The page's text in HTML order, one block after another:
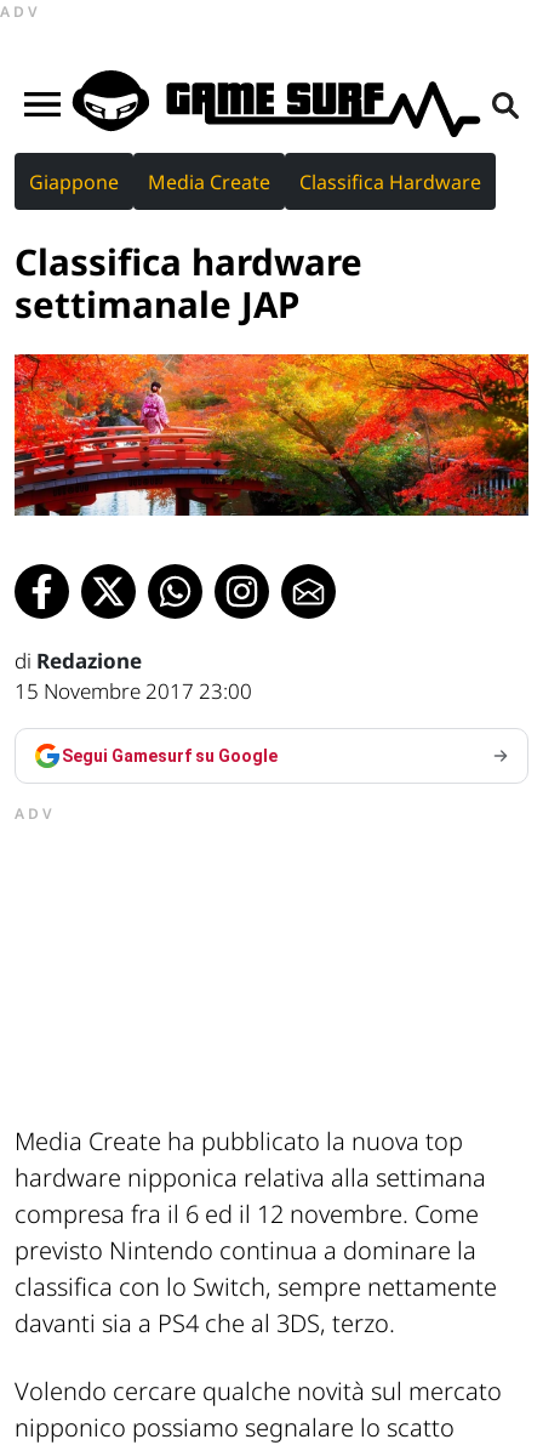
ADV
Giappone Media Create Classifica Hardware
Classifica hardware
settimanale JAP
di Redazione
15 Novembre 2017 23:00
Segui Gamesurf su Google
ADV
Media Create ha pubblicato la nuova top
hardware nipponica relativa alla settimana
compresa fra il 6 ed il 12 novembre. Come
previsto Nintendo continua a dominare la
classifica con lo Switch, sempre nettamente
davanti sia a PS4 che al 3DS, terzo.
Volendo cercare qualche novità sul mercato
nipponico possiamo segnalare lo scatto